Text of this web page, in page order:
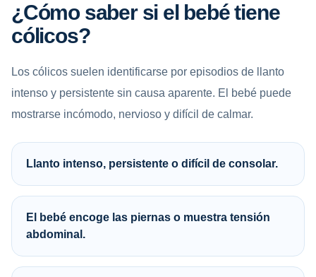
¿Cómo saber si el bebé tiene
cólicos?
Los cólicos suelen identificarse por episodios de llanto
intenso y persistente sin causa aparente. El bebé puede
mostrarse incómodo, nervioso y difícil de calmar.
Llanto intenso, persistente o difícil de consolar.
El bebé encoge las piernas o muestra tensión
abdominal.